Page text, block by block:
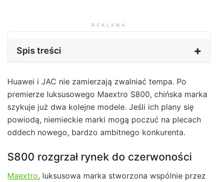
REKLAMA
Spis treści
Huawei i JAC nie zamierzają zwalniać tempa. Po
premierze luksusowego Maextro S800, chińska marka
szykuje już dwa kolejne modele. Jeśli ich plany się
powiodą, niemieckie marki mogą poczuć na plecach
oddech nowego, bardzo ambitnego konkurenta.
S800 rozgrzał rynek do czerwoności
Maextro, luksusowa marka stworzona wspólnie przez